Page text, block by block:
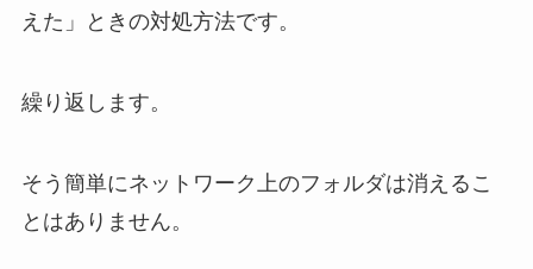
えた」ときの対処方法です。
繰り返します。
そう簡単にネットワーク上のフォルダは消えるこ
とはありません。